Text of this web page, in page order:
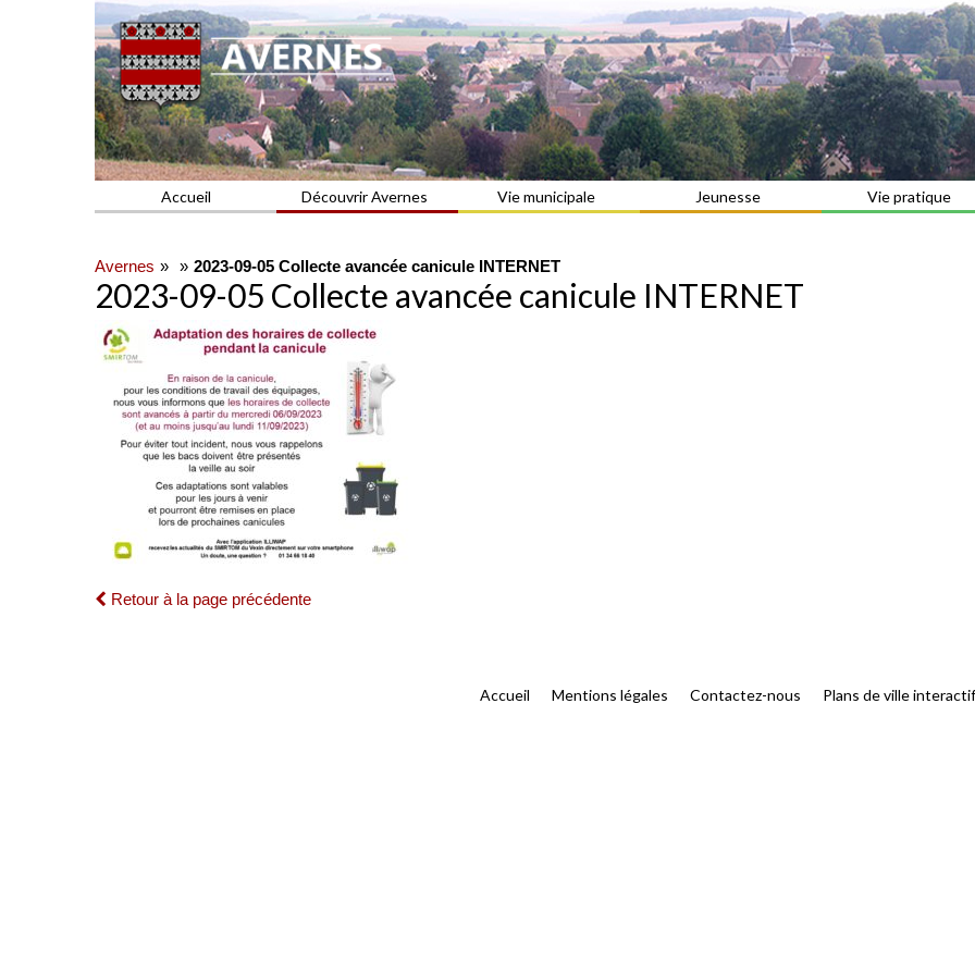
AVERNES
Commune du Val d'Oise
Accueil Découvrir Avernes Vie municipale Jeunesse Vie pratique
Avernes 2023-09-05 Collecte avancée canicule INTERNET
2023-09-05 Collecte avancée canicule INTERNET
Retour à la page précédente
Accueil Mentions légales Contactez-nous Plans de ville